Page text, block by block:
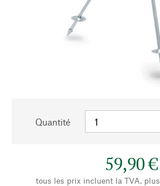
Quantité
59,90 €
tous les prix incluent la TVA, plus